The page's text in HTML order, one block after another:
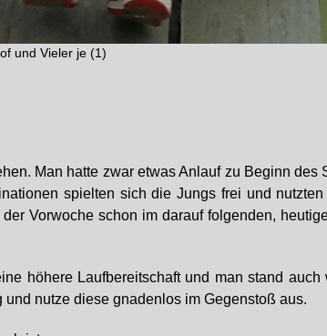
und Vieler je (1)
Man hatte zwar etwas Anlauf zu Beginn
spielten sich die Jungs frei und
Vorwoche schon im darauf folgenden,
höhere Laufbereitschaft und man stand
nutze diese gnadenlos im Gegenstoß aus.